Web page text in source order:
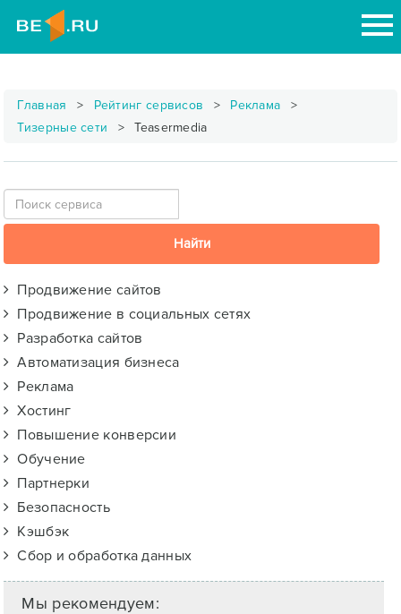
Главная Рейтинг сервисов
Реклама
Тизерные сети
Teasermedia
Продвижение сайтов
Продвижение в социальных сетях
Разработка сайтов
Автоматизация бизнеса
Реклама
Хостинг
Повышение конверсии
Обучение
Партнерки
Безопасность
Кэшбэк
Сбор и обработка данных
Мы рекомендуем: